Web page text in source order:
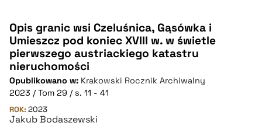
Opis granic wsi Czeluśnica, Gąsówka i
Umieszcz pod koniec XVIII w. w świetle
pierwszego austriackiego katastru
nieruchomości
Opublikowano w: Krakowski Rocznik Archiwalny
2023 / Tom 29 / s. 11 - 41
ROK: 2023
Jakub Bodaszewski